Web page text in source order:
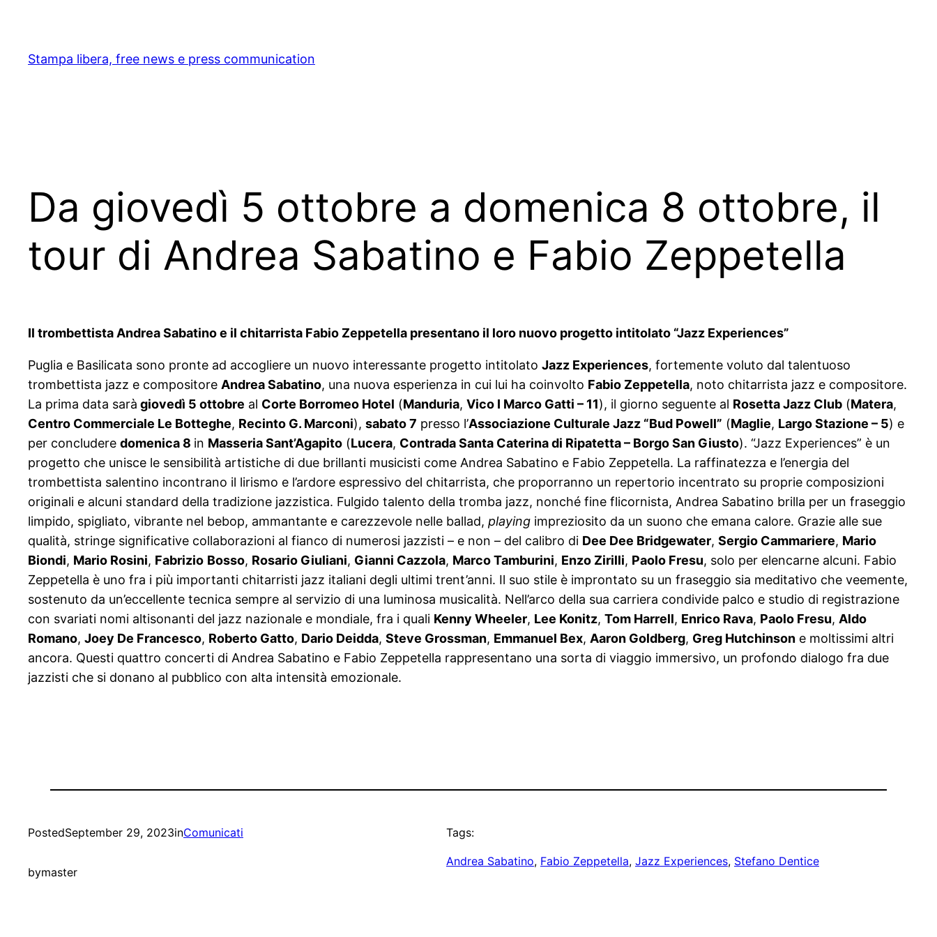
content
Stampa libera, free news e press communication
Da giovedì 5 ottobre a domenica 8 ottobre, il
tour di Andrea Sabatino e Fabio Zeppetella
Il trombettista Andrea Sabatino e il chitarrista Fabio Zeppetella presentano il loro nuovo progetto intitolato “Jazz Experiences”
Puglia e Basilicata sono pronte ad accogliere un nuovo interessante progetto intitolato Jazz Experiences, fortemente voluto dal talentuoso
trombettista jazz e compositore Andrea Sabatino, una nuova esperienza in cui lui ha coinvolto Fabio Zeppetella, noto chitarrista jazz e compositore.
La prima data sarà giovedì 5 ottobre al Corte Borromeo Hotel (Manduria, Vico I Marco Gatti – 11), il giorno seguente al Rosetta Jazz Club (Matera,
Centro Commerciale Le Botteghe, Recinto G. Marconi), sabato 7 presso l’Associazione Culturale Jazz “Bud Powell” (Maglie, Largo Stazione – 5) e
per concludere domenica 8 in Masseria Sant’Agapito (Lucera, Contrada Santa Caterina di Ripatetta – Borgo San Giusto). “Jazz Experiences” è un
progetto che unisce le sensibilità artistiche di due brillanti musicisti come Andrea Sabatino e Fabio Zeppetella. La raffinatezza e l’energia del
trombettista salentino incontrano il lirismo e l’ardore espressivo del chitarrista, che proporranno un repertorio incentrato su proprie composizioni
originali e alcuni standard della tradizione jazzistica. Fulgido talento della tromba jazz, nonché fine flicornista, Andrea Sabatino brilla per un fraseggio
limpido, spigliato, vibrante nel bebop, ammantante e carezzevole nelle ballad, playing impreziosito da un suono che emana calore. Grazie alle sue
qualità, stringe significative collaborazioni al fianco di numerosi jazzisti – e non – del calibro di Dee Dee Bridgewater, Sergio Cammariere, Mario
Biondi, Mario Rosini, Fabrizio Bosso, Rosario Giuliani, Gianni Cazzola, Marco Tamburini, Enzo Zirilli, Paolo Fresu, solo per elencarne alcuni. Fabio
Zeppetella è uno fra i più importanti chitarristi jazz italiani degli ultimi trent’anni. Il suo stile è improntato su un fraseggio sia meditativo che veemente,
sostenuto da un’eccellente tecnica sempre al servizio di una luminosa musicalità. Nell’arco della sua carriera condivide palco e studio di registrazione
con svariati nomi altisonanti del jazz nazionale e mondiale, fra i quali Kenny Wheeler, Lee Konitz, Tom Harrell, Enrico Rava, Paolo Fresu, Aldo
Romano, Joey De Francesco, Roberto Gatto, Dario Deidda, Steve Grossman, Emmanuel Bex, Aaron Goldberg, Greg Hutchinson e moltissimi altri
ancora. Questi quattro concerti di Andrea Sabatino e Fabio Zeppetella rappresentano una sorta di viaggio immersivo, un profondo dialogo fra due
jazzisti che si donano al pubblico con alta intensità emozionale.
PostedSeptember 29, 2023inComunicati
bymaster
Tags:
Andrea Sabatino, Fabio Zeppetella, Jazz Experiences, Stefano Dentice